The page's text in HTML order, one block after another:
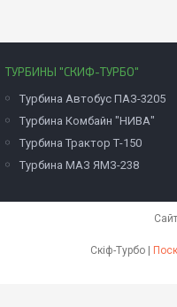
ТУРБИНЫ "СКИФ-ТУРБО"
Турбина Автобус ПАЗ-3205
Турбина Комбайн "НИВА"
Турбина Трактор Т-150
Турбина МАЗ ЯМЗ-238
Скіф-Турбо |